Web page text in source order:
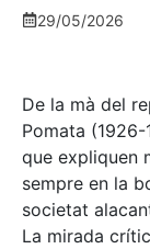
29/05/2026
De la mà del
Pomata
que expliquen
sempre en la
societat
La mirada